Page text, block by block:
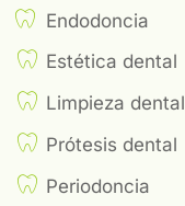
Endodoncia
Estética dental
Limpieza dental
Prótesis dental
Periodoncia